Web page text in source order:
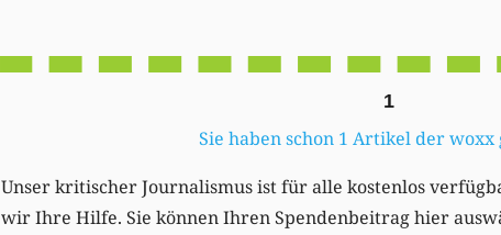
1
Sie haben schon 1 Artikel der woxx
Unser kritischer Journalismus ist für alle kostenlos
wir Ihre Hilfe. Sie können Ihren Spendenbeitrag hier